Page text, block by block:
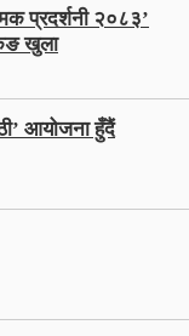
प्रदर्शनी २०८३’
खुला
आयोजना हुँदैं